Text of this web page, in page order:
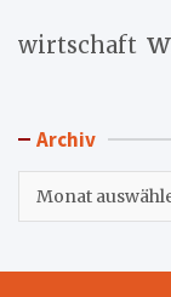
wirtschaft
Archiv